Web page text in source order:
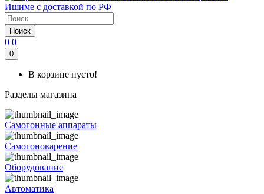
Поиск
0 0
0
В корзине пусто!
Разделы магазина
Самогонные аппараты
Самогоноварение
Оборудование
Автоматика